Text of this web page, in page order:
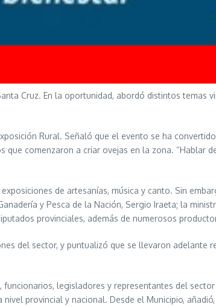
Cruz. En la oportunidad, abordó distintos temas
Rural. Señaló que el evento se ha
comenzaron a criar ovejas en la zona. “Hablar
de artesanías, música y canto. Sin
y Pesca de la Nación, Sergio Iraeta; la
provinciales, además de numerosos
del sector, y puntualizó que se llevaron adelante
legisladores y representantes del
provincial y nacional. Desde el Municipio,